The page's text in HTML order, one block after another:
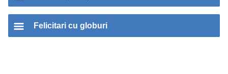
Felicitari cu globuri